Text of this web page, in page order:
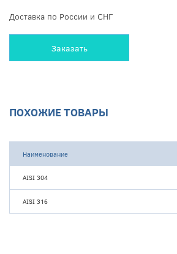
Доставка по России и СНГ
Заказать
ПОХОЖИЕ ТОВАРЫ
Наименование
AISI 304
AISI 316